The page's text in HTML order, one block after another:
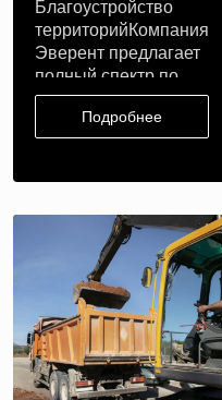
Благоустройство
территорийКомпания
Эверент предлагает
полный спектр по
уборке и ..
Подробнее